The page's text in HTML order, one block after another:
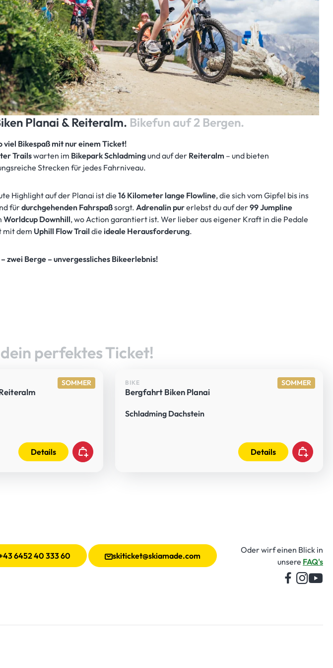
Planai & Reiteralm. Bikefun auf 2 Bergen.
viel Bikespaß mit nur einem Ticket!
Trailswarten im Bikepark Schladmingund auf der Reiteralm – und bieten
Strecken für jedes Fahrniveau.
Highlight auf der Planai ist die16 Kilometer lange Flowline, die sich vom Gipfel bis ins
fürdurchgehenden Fahrspaßsorgt.Adrenalin purerlebst du auf der99 Jumpline
Worldcup Downhill, wo Action garantiert ist. Wer lieber aus eigener Kraft in die Pedale
mit dem Uphill Flow Trail dieideale Herausforderung.
zwei Berge – unvergessliches Bikeerlebnis!
perfektes Ticket!
SOMMER
Details
SOMMER
BIKE
Bergfahrt Biken Planai
Schladming Dachstein
Details
6452 40 333 60 skiticket@skiamade.com
Oder wirf einen Blick in
unsere FAQ's